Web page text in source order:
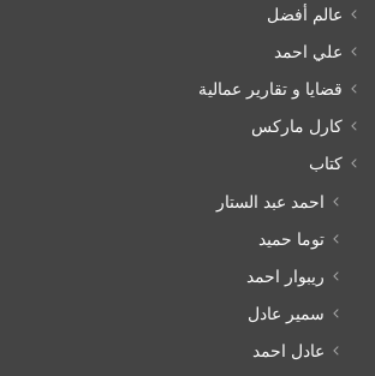
عالم أفضل
علي احمد
قضايا و تقارير عمالية
كارل ماركس
كتاب
احمد عبد الستار
توما حميد
ريبوار احمد
سمير عادل
عادل احمد